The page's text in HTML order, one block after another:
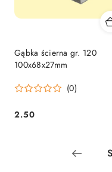
Gąbka ścierna gr. 120
100x68x27mm
(0)
Cena:
2.50